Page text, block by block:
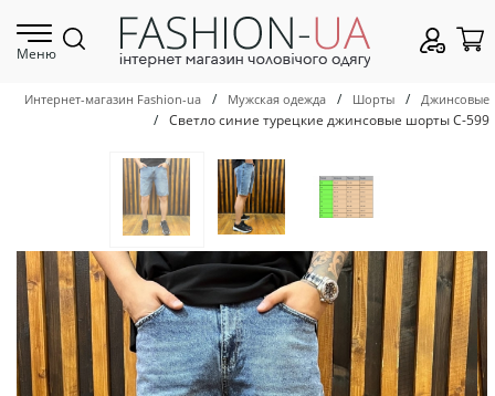
Меню
Интернет-магазин Fashion-ua / Мужская одежда / Шорты / Джинсовые
/ Светло синие турецкие джинсовые шорты С-599